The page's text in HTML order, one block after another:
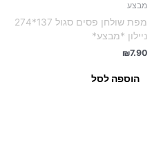
מבצע
מפת שולחן פסים סגול 137*274
ניילון *מבצע*
₪7.90
הוספה לסל